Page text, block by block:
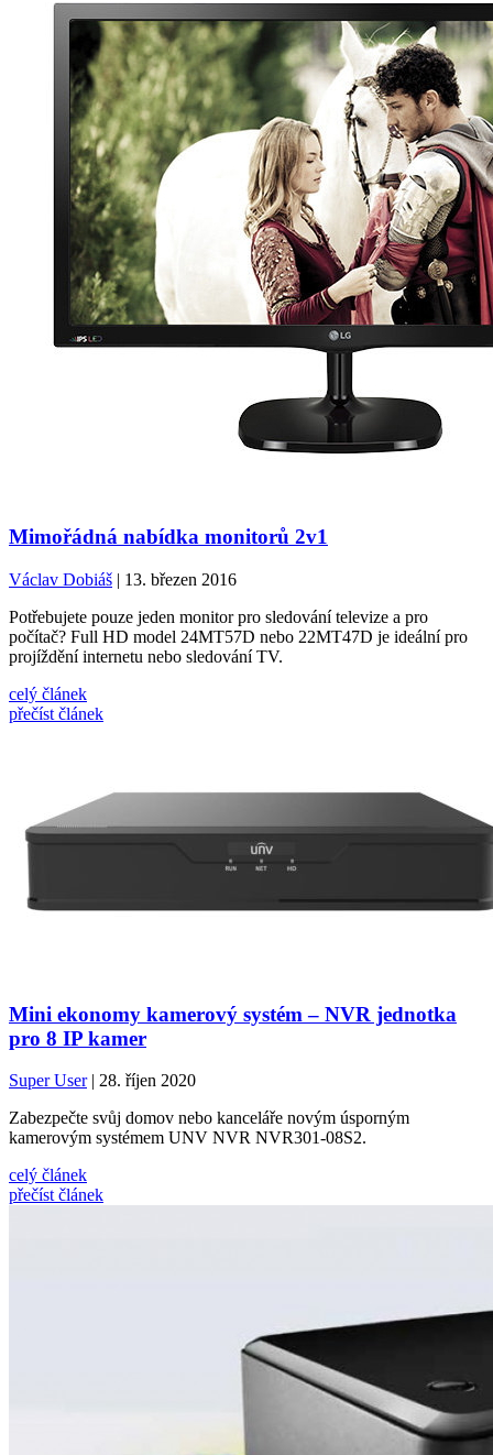
Mimořádná nabídka monitorů 2v1
Václav Dobiáš | 13. březen 2016
Potřebujete pouze jeden monitor pro sledování televize a pro
počítač? Full HD model 24MT57D nebo 22MT47D je ideální pro
projíždění internetu nebo sledování TV.
celý článek
přečíst článek
Mini ekonomy kamerový systém – NVR jednotka
pro 8 IP kamer
Super User| 28. říjen 2020
Zabezpečte svůj domov nebo kanceláře novým úsporným
kamerovým systémem UNV NVR NVR301-08S2.
celý článek
přečíst článek